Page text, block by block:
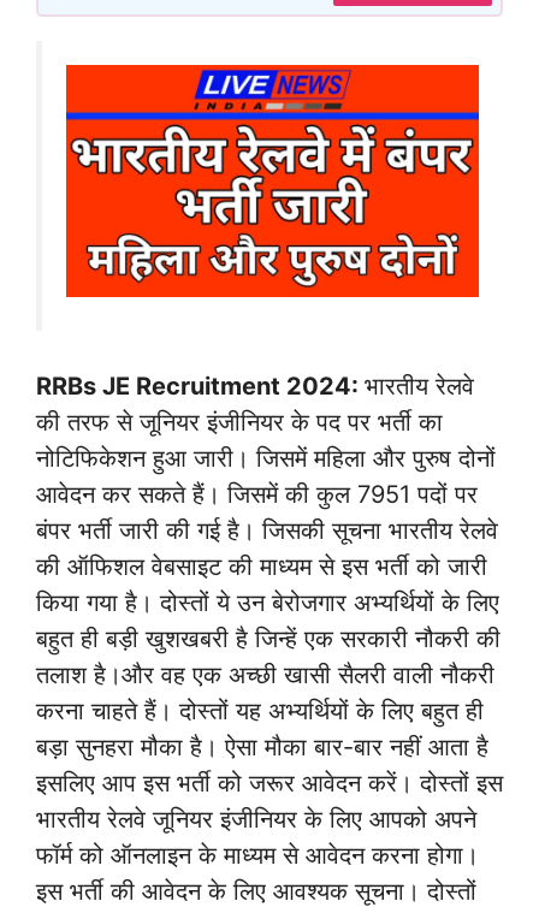
RRBs JE Recruitment 2024: भारतीय रेलवे
की तरफ से जूनियर इंजीनियर के पद पर भर्ती का
नोटिफिकेशन हुआ जारी। जिसमें महिला और पुरुष दोनों
आवेदन कर सकते हैं। जिसमें की कुल 7951 पदों पर
बंपर भर्ती जारी की गई है। जिसकी सूचना भारतीय रेलवे
की ऑफिशल वेबसाइट की माध्यम से इस भर्ती को जारी
किया गया है। दोस्तों ये उन बेरोजगार अभ्यर्थियों के लिए
बहुत ही बड़ी खुशखबरी है जिन्हें एक सरकारी नौकरी की
तलाश है।और वह एक अच्छी खासी सैलरी वाली नौकरी
करना चाहते हैं। दोस्तों यह अभ्यर्थियों के लिए बहुत ही
बड़ा सुनहरा मौका है। ऐसा मौका बार-बार नहीं आता है
इसलिए आप इस भर्ती को जरूर आवेदन करें। दोस्तों इस
भारतीय रेलवे जूनियर इंजीनियर के लिए आपको अपने
फॉर्म को ऑनलाइन के माध्यम से आवेदन करना होगा।
इस भर्ती की आवेदन के लिए आवश्यक सूचना। दोस्तों